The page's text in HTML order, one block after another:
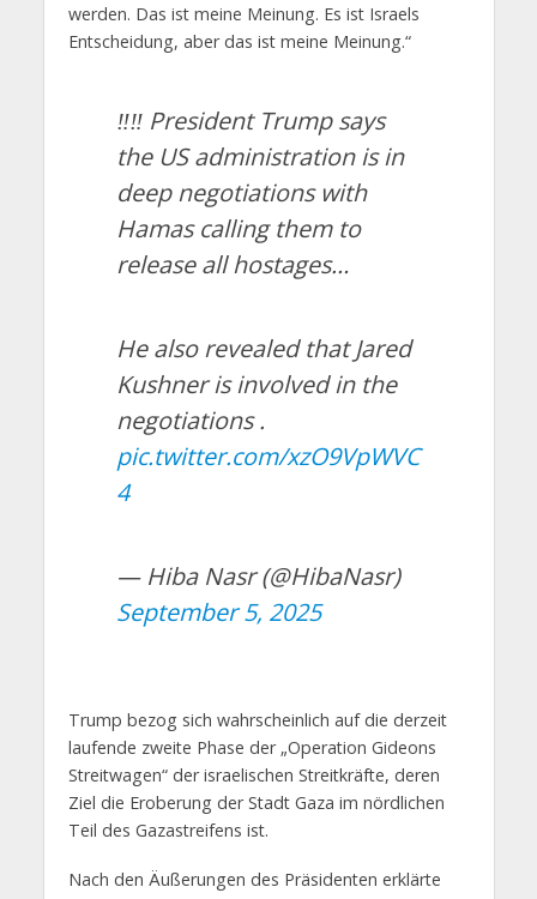
werden. Das ist meine Meinung. Es ist Israels
Entscheidung, aber das ist meine Meinung.“
‼️‼️ President Trump says
the US administration is in
deep negotiations with
Hamas calling them to
release all hostages…
He also revealed that Jared
Kushner is involved in the
negotiations .
pic.twitter.com/xzO9VpWVC
4
— Hiba Nasr (@HibaNasr)
September 5, 2025
Trump bezog sich wahrscheinlich auf die derzeit
laufende zweite Phase der „Operation Gideons
Streitwagen“ der israelischen Streitkräfte, deren
Ziel die Eroberung der Stadt Gaza im nördlichen
Teil des Gazastreifens ist.
Nach den Äußerungen des Präsidenten erklärte